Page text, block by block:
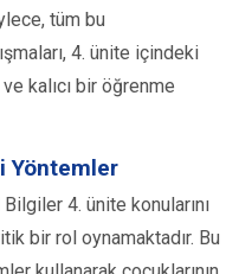
tüm bu
4. ünite içindeki
kalıcı bir öğrenme
Yöntemler
4. ünite konularını
bir rol oynamaktadır. Bu